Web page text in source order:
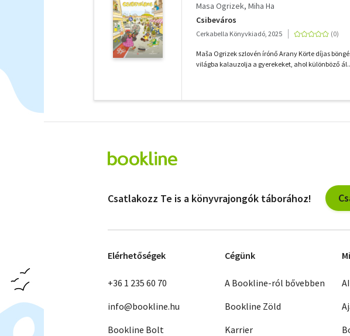
Masa Ogrizek Miha Ha
Csibeváros
Cerkabella Könyvkiadó, 2025
Maša Ogrizek szlovén írónő Arany Körte díjas
világba kalauzolja a gyerekeket, ahol különböző
Csatlakozz Te is a könyvrajongók táborához!
Elérhetőségek
+36 1 235 60 70
info@bookline.hu
Bookline Bolt
Cégünk
A Bookline-ról bővebben
Bookline Zöld
Karrier